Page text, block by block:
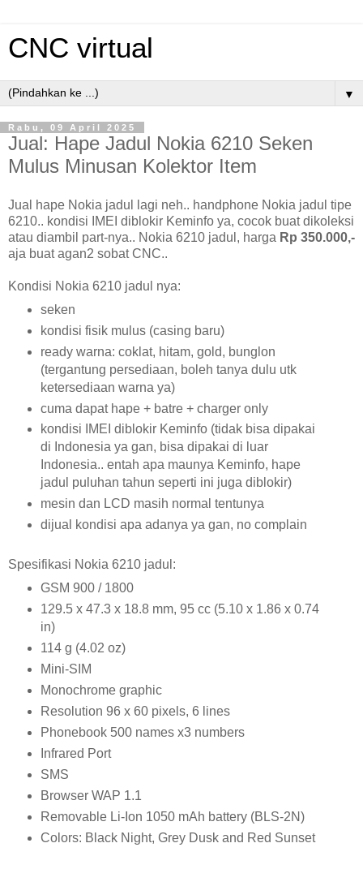
CNC virtual
▼
Rabu, 09 April 2025
Jual: Hape Jadul Nokia 6210 Seken
Mulus Minusan Kolektor Item
Jual hape Nokia jadul lagi neh.. handphone Nokia jadul tipe
6210.. kondisi IMEI diblokir Keminfo ya, cocok buat dikoleksi
atau diambil part-nya.. Nokia 6210 jadul, harga Rp 350.000,-
aja buat agan2 sobat CNC..
Kondisi Nokia 6210 jadul nya:
seken
kondisi fisik mulus (casing baru)
ready warna: coklat, hitam, gold, bunglon
(tergantung persediaan, boleh tanya dulu utk
ketersediaan warna ya)
cuma dapat hape + batre + charger only
kondisi IMEI diblokir Keminfo (tidak bisa dipakai
di Indonesia ya gan, bisa dipakai di luar
Indonesia.. entah apa maunya Keminfo, hape
jadul puluhan tahun seperti ini juga diblokir)
mesin dan LCD masih normal tentunya
dijual kondisi apa adanya ya gan, no complain
Spesifikasi Nokia 6210 jadul:
GSM 900 / 1800
129.5 x 47.3 x 18.8 mm, 95 cc (5.10 x 1.86 x 0.74
in)
114 g (4.02 oz)
Mini-SIM
Monochrome graphic
Resolution 96 x 60 pixels, 6 lines
Phonebook 500 names x3 numbers
Infrared Port
SMS
Browser WAP 1.1
Removable Li-Ion 1050 mAh battery (BLS-2N)
Colors: Black Night, Grey Dusk and Red Sunset